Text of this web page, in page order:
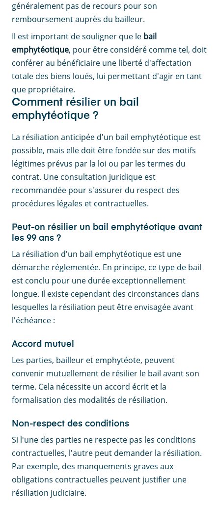
généralement pas de recours pour son
remboursement auprès du bailleur.
Il est important de souligner que le bail
emphytéotique, pour être considéré comme tel, doit
conférer au bénéficiaire une liberté d'affectation
totale des biens loués, lui permettant d'agir en tant
que propriétaire.
Comment résilier un bail
emphytéotique ?
La résiliation anticipée d'un bail emphytéotique est
possible, mais elle doit être fondée sur des motifs
légitimes prévus par la loi ou par les termes du
contrat. Une consultation juridique est
recommandée pour s'assurer du respect des
procédures légales et contractuelles.
Peut-on résilier un bail emphytéotique avant
les 99 ans ?
La résiliation d'un bail emphytéotique est une
démarche réglementée. En principe, ce type de bail
est conclu pour une durée exceptionnellement
longue. Il existe cependant des circonstances dans
lesquelles la résiliation peut être envisagée avant
l'échéance :
Accord mutuel
Les parties, bailleur et emphytéote, peuvent
convenir mutuellement de résilier le bail avant son
terme. Cela nécessite un accord écrit et la
formalisation des modalités de résiliation.
Non-respect des conditions
Si l'une des parties ne respecte pas les conditions
contractuelles, l'autre peut demander la résiliation.
Par exemple, des manquements graves aux
obligations contractuelles peuvent justifier une
résiliation judiciaire.